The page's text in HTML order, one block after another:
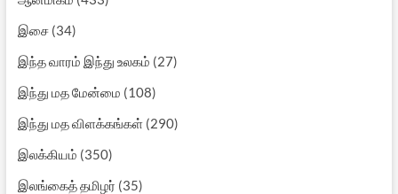
இசை(34)
இந்த வாரம் இந்து உலகம் (27)
இந்து மத மேன்மை (108)
இந்து மத விளக்கங்கள்(290)
இலக்கியம் (350)
இலங்கைத் தமிழர் (35)